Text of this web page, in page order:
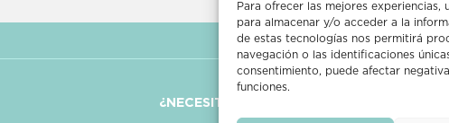
Para ofrecer las mejores
para almacenar y/o acceder a la
de estas tecnologías nos permitirá
navegación o las identificaciones
consentimiento, puede afectar
funciones.
¿NECESITAS AYUDA?